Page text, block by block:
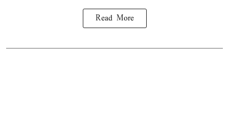
Read More